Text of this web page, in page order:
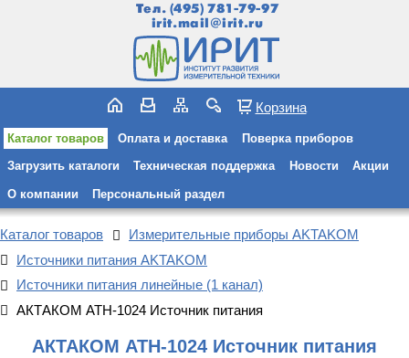
Тел. (495) 781-79-97
irit.mail@irit.ru
Корзина
Каталог товаров Оплата и доставка Поверка приборов
Загрузить каталоги Техническая поддержка Новости Акции
О компании Персональный раздел
Каталог товаров
Измерительные приборы AKTAKOM
Источники питания AKTAKOM
Источники питания линейные (1 канал)
АКТАКОМ АТН-1024 Источник питания
АКТАКОМ АТН-1024 Источник питания